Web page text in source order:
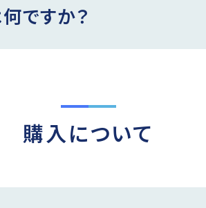
ですか？
購入について